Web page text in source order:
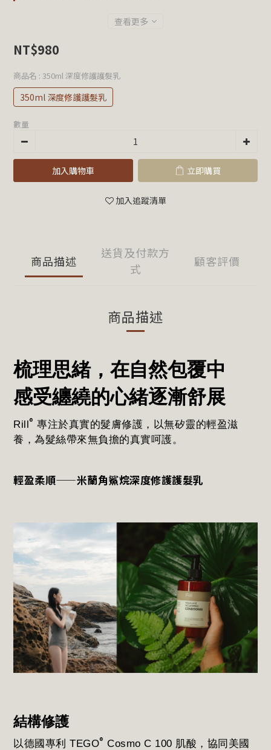
查看更多
NT$980
商品名 : 350ml 深度修護護髮乳
350ml 深度修護護髮乳
數量
加入購物車 立即購買
加入追蹤清單
商品描述
送貨及付款方
式
顧客評價
商品描述
梳理思緒，在自然包覆中
感受纏繞的心緒逐漸舒展
Rill® 專注於真實的髮膚修護，以無矽靈的輕盈滋
養，為髮絲帶來無負擔的真實呵護。
輕盈柔順——米蘭角鯊烷深度修護護髮乳
結構修護
以德國專利 TEGO® Cosmo C 100 肌酸，協同美國